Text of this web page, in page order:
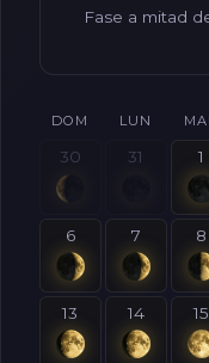
Fase a mitad
DOM LUN
30 31 1
6 7 8
13 14 15